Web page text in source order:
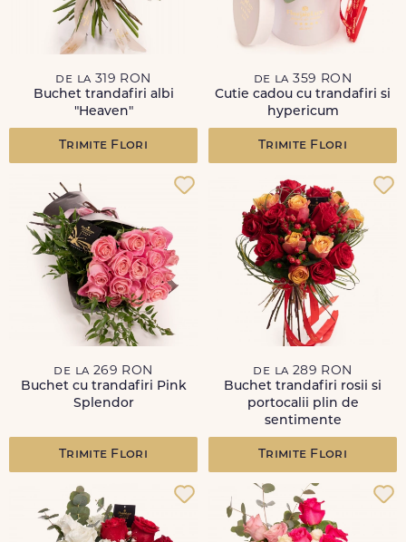
de la 319 RON
Buchet trandafiri albi
"Heaven"
Trimite Flori
de la 359 RON
Cutie cadou cu trandafiri si
hypericum
Trimite Flori
de la 269 RON
Buchet cu trandafiri Pink
Splendor
Trimite Flori
de la 289 RON
Buchet trandafiri rosii si
portocalii plin de
sentimente
Trimite Flori